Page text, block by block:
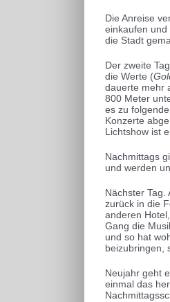
Die Anreise
einkaufen
die Stadt
Der zweite
die Werte (
dauerte mehr
800 Meter
es zu
Konzerte
Lichtshow ist
Nachmittags
und werden
Nächster
zurück in die
anderen
Gang die
und so hat
beizubringen,
Neujahr geht
einmal das